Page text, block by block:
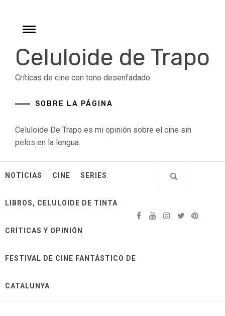
contentToggle
Celuloide de Trapo
Críticas de cine con tono desenfadado
SOBRE LA PÁGINA
Celuloide De Trapo es mi opinión sobre el cine sin
pelos en la lengua.
NOTICIAS CINE SERIES
LIBROS, CELULOIDE DE TINTA
CRÍTICAS Y OPINIÓN
FESTIVAL DE CINE FANTÁSTICO DE
CATALUNYA